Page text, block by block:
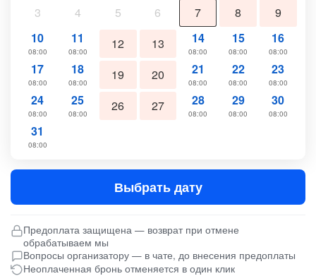
3
4 5 6 7 8
9
10
08:00
11
08:00 12 13 14
08:00
15
08:00
16
08:00
17
08:00
18
08:00 19 20 21
08:00
22
08:00
23
08:00
24
08:00
25
08:00 26 27 28
08:00
29
08:00
30
08:00
31
08:00
Выбрать дату
Предоплата защищена — возврат при отмене
обрабатываем мы
Вопросы организатору — в чате, до внесения предоплаты
Неоплаченная бронь отменяется в один клик